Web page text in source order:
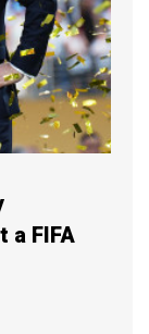
a FIFA